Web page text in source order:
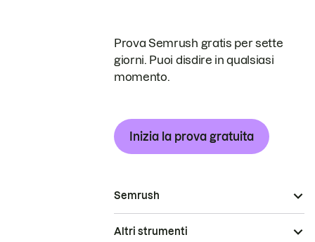
Prova Semrush gratis per sette
giorni. Puoi disdire in qualsiasi
momento.
Inizia la prova gratuita
Semrush
Altri strumenti